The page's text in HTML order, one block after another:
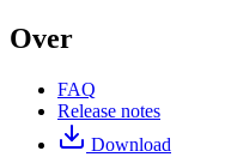
Over
FAQ
Release notes
Download